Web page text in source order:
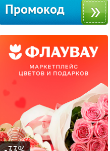
Промокод